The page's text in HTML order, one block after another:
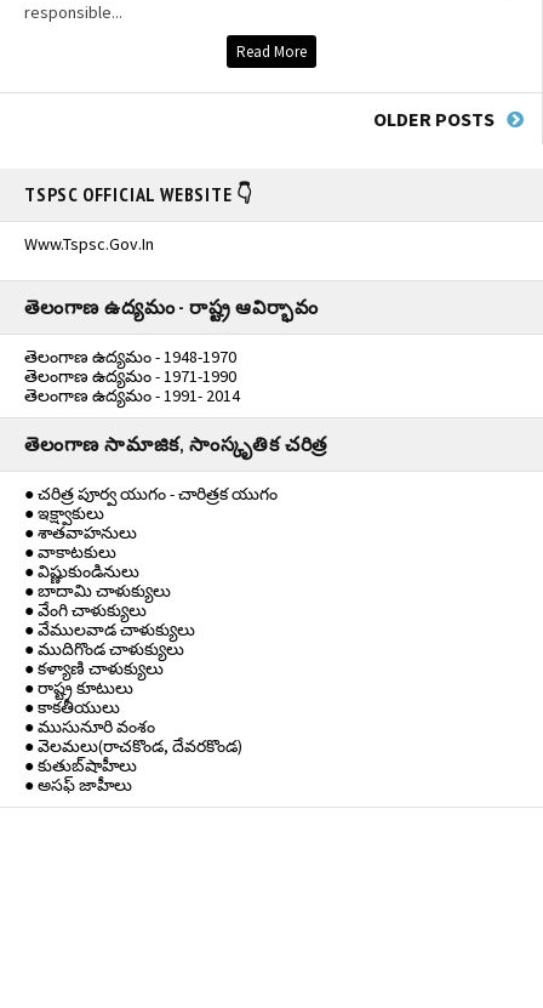
responsible...
Read More
OLDER POSTS
TSPSC OFFICIAL WEBSITE 👇
Www.tspsc.gov.in
తెలంగాణ ఉద్యమం - రాష్ట్ర ఆవిర్భావం
తెలంగాణ ఉద్యమం - 1948-1970
తెలంగాణ ఉద్యమం - 1971-1990
తెలంగాణ ఉద్యమం - 1991- 2014
తెలంగాణ సామాజిక, సాంస్కృతిక చరిత్ర
● చరిత్ర పూర్వ యుగం - చారిత్రక యుగం
● ఇక్ష్వాకులు
● శాతవాహనులు
● వాకాటకులు
● విష్ణుకుండినులు
● బాదామి చాళుక్యులు
● వేంగి చాళుక్యులు
● వేములవాడ చాళుక్యులు
● ముదిగొండ చాళుక్యులు
● కళ్యాణి చాళుక్యులు
● రాష్ట్ర కూటులు
● కాకతీయులు
● ముసునూరి వంశం
● వెలమలు(రాచకొండ, దేవరకొండ)
● కుతుబ్‌షాహీలు
● అసఫ్ జాహీలు